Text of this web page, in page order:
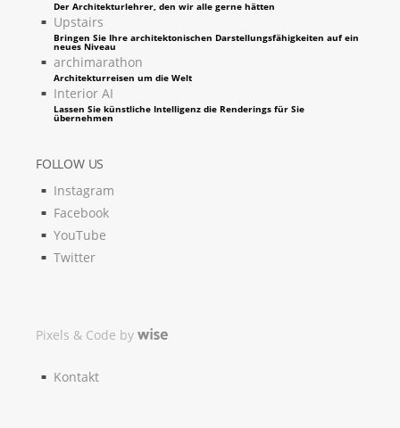
Der Architekturlehrer, den wir alle gerne hätten
Upstairs
Bringen Sie Ihre architektonischen Darstellungsfähigkeiten auf ein
neues Niveau
archimarathon
Architekturreisen um die Welt
Interior AI
Lassen Sie künstliche Intelligenz die Renderings für Sie
übernehmen
FOLLOW US
Instagram
Facebook
YouTube
Twitter
Pixels & Code by
Kontakt